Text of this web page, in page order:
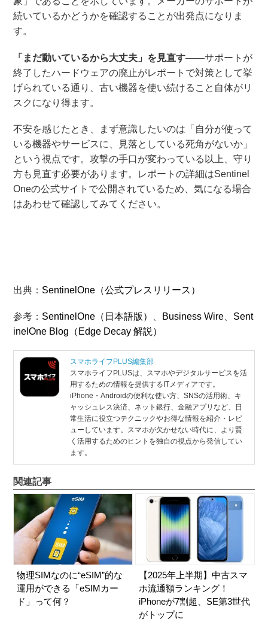
続いているかどうかを確認することが出発点になりま
す。
「まだ動いているから大丈夫」を見直す――サポートが
終了したハードウェアの廃止がレポートで対策として挙
げられている通り、古い機器を使い続けること自体がリ
スクになり得ます。
不安を感じたとき、まず意識したいのは「自分が使って
いる機器やサービスに、見落としている死角がないか」
という視点です。攻撃の手口が変わっている以上、守り
方も見直す必要があります。レポートの詳細はSentinel
Oneの公式サイトで公開されているため、気になる場合
はあわせて確認してみてください。
出典： SentinelOne（公式プレスリリース）
参考： SentinelOne（日本語版） Business Wire
Sent
inelOne Blog（Edge Decay 解説）
スマホライフPLUS編集部
スマホライフPLUSは、スマホやデジタルサービスを活
用するための情報を提供するITメディアです。
iPhone・Androidの便利な使い方、SNSの活用術、キ
ャッシュレス決済、ネット銀行、金融アプリなど、日
常生活に役立つテクニックやお得な情報を紹介・レビ
ューしています。スマホが欠かせない時代に、より賢
く活用するためのヒントを独自の視点から発信してい
ます。
関連記事
物理SIMなのに“eSIM”的な
運用ができる「eSIMカー
ド」って何？
【2025年上半期】中古スマ
ホ流通額ランキング！
iPhoneが7割超、SE第3世代
がトップに